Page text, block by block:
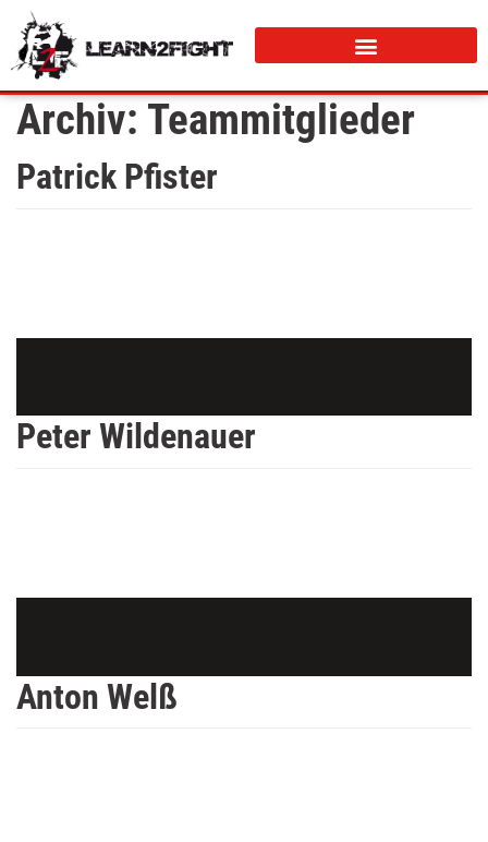
Archiv: Teammitglieder
Patrick Pfister
Peter Wildenauer
Anton Welß